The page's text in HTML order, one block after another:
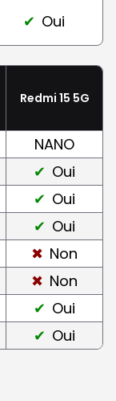
Oui
Redmi 15 5G
NANO
Oui
Oui
Oui
Non
Non
Oui
Oui